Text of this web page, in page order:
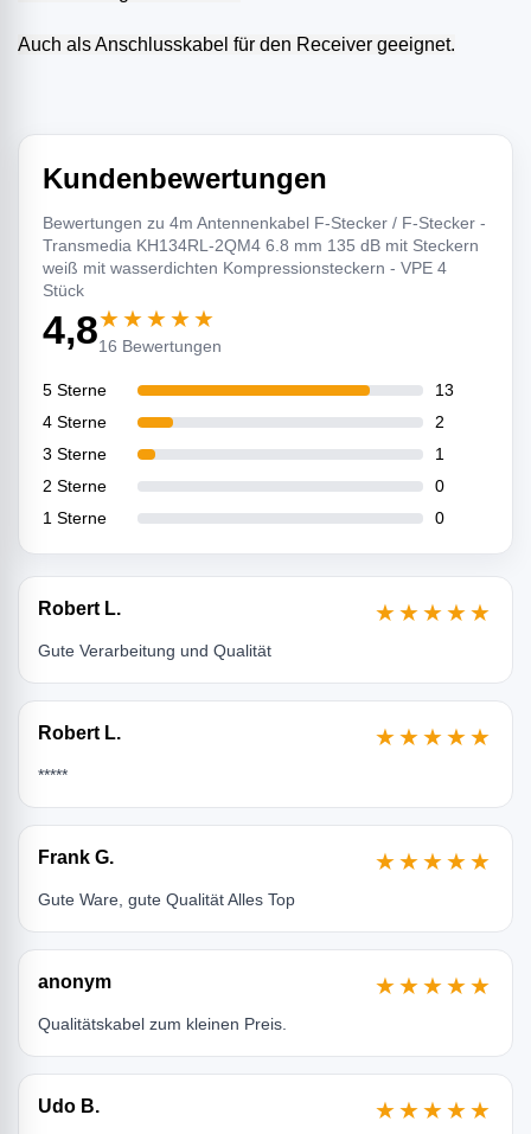
Auch als Anschlusskabel für den Receiver geeignet.
Kundenbewertungen
Bewertungen zu 4m Antennenkabel F-Stecker / F-Stecker -
Transmedia KH134RL-2QM4 6.8 mm 135 dB mit Steckern
weiß mit wasserdichten Kompressionsteckern - VPE 4
Stück
4,8★★★★★
16 Bewertungen
5 Sterne
13
4 Sterne
2
3 Sterne
1
2 Sterne
0
1 Sterne
0
Robert L. ★★★★★
Gute Verarbeitung und Qualität
Robert L. ★★★★★
*****
Frank G. ★★★★★
Gute Ware, gute Qualität Alles Top
anonym ★★★★★
Qualitätskabel zum kleinen Preis.
Udo B. ★★★★★